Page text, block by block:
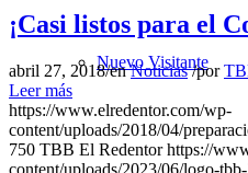
Nuevo Visitante
¡Casi listos para el
abril 27, 2018/enNoticias /por
Leer más
https://www.elredentor.com/wp-
content/uploads/2018/04/
750 TBB El Redentor https://
content/uploads/2023/06/logo-